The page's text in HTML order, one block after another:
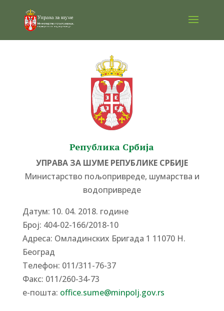
Република Србија
УПРАВА ЗА ШУМЕ РЕПУБЛИКЕ СРБИЈЕ
Министарство пољопривреде, шумарства и
водопривреде
Датум: 10. 04. 2018. године
Број: 404-02-166/2018-10
Адреса: Омладинских Бригада 1 11070 Н.
Београд
Tелефон: 011/311-76-37
Факс: 011/260-34-73
е-пошта: office.sume@minpolj.gov.rs